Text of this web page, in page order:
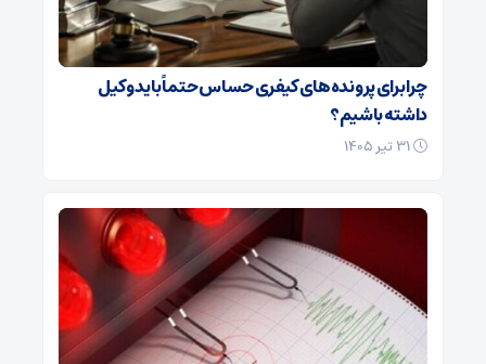
چرا برای پرونده‌های کیفری حساس حتماً باید وکیل
داشته باشیم؟